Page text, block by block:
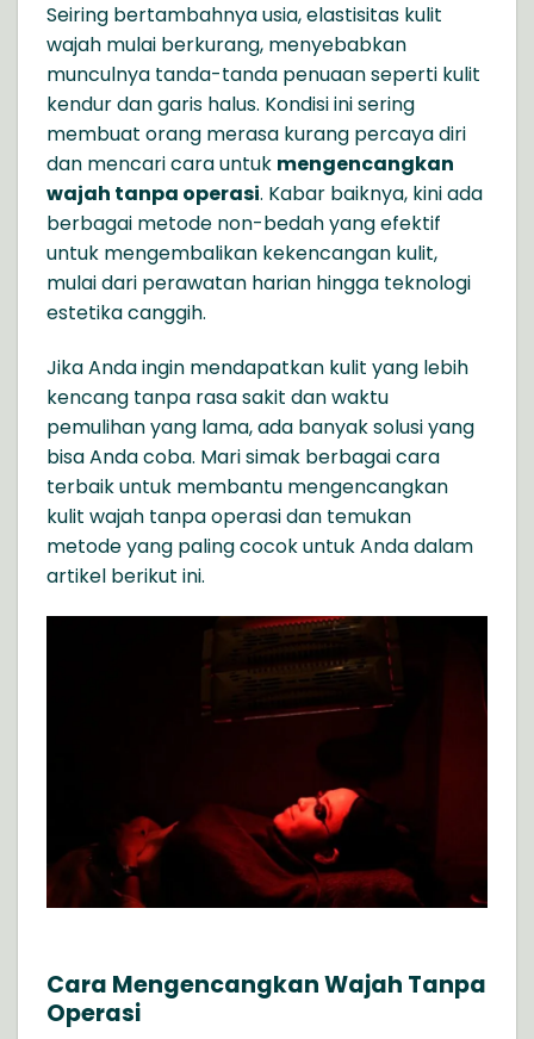
Seiring bertambahnya usia, elastisitas kulit
wajah mulai berkurang, menyebabkan
munculnya tanda-tanda penuaan seperti kulit
kendur dan garis halus. Kondisi ini sering
membuat orang merasa kurang percaya diri
dan mencari cara untuk mengencangkan
wajah tanpa operasi. Kabar baiknya, kini ada
berbagai metode non-bedah yang efektif
untuk mengembalikan kekencangan kulit,
mulai dari perawatan harian hingga teknologi
estetika canggih.
Jika Anda ingin mendapatkan kulit yang lebih
kencang tanpa rasa sakit dan waktu
pemulihan yang lama, ada banyak solusi yang
bisa Anda coba. Mari simak berbagai cara
terbaik untuk membantu mengencangkan
kulit wajah tanpa operasi dan temukan
metode yang paling cocok untuk Anda dalam
artikel berikut ini.
Cara Mengencangkan Wajah Tanpa
Operasi